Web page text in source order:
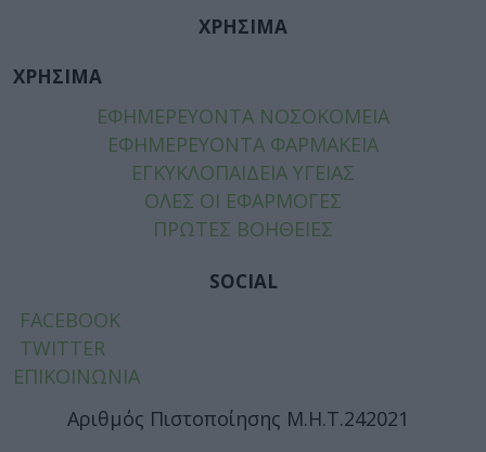
ΧΡΗΣΙΜΑ
ΧΡΗΣΙΜΑ
ΕΦΗΜΕΡΕΥΟΝΤΑ ΝΟΣΟΚΟΜΕΙΑ
ΕΦΗΜΕΡΕΥΟΝΤΑ ΦΑΡΜΑΚΕΙΑ
ΕΓΚΥΚΛΟΠΑΙΔΕΙΑ ΥΓΕΙΑΣ
ΟΛΕΣ ΟΙ ΕΦΑΡΜΟΓΕΣ
ΠΡΩΤΕΣ ΒΟΗΘΕΙΕΣ
SOCIAL
FACEBOOK
TWITTER
ΕΠΙΚΟΙΝΩΝΙΑ
Αριθμός Πιστοποίησης Μ.Η.Τ.242021